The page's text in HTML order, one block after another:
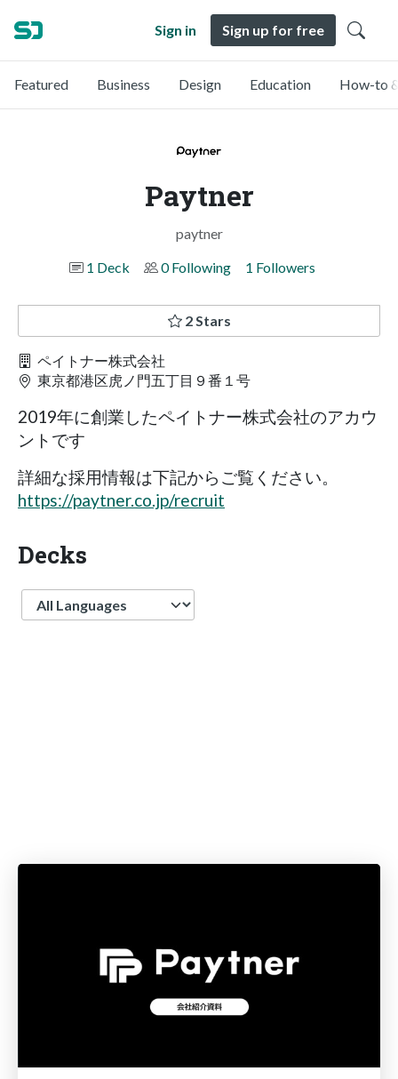
Sign in Sign up for free
Featured Business Design Education How-to
Paytner
paytner
1 Deck
0 Following 1 Followers
2 Stars
ペイトナー株式会社
東京都港区虎ノ門五丁目９番１号
2019年に創業したペイトナー株式会社のアカウ
ントです
詳細な採用情報は下記からご覧ください。
https://paytner.co.jp/recruit
Decks
Language